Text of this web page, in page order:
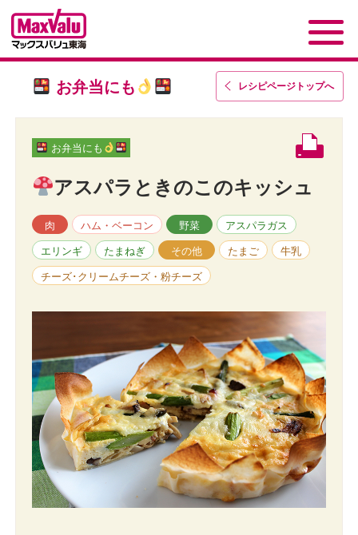
レシピページトップへ
お弁当にも
お弁当にも
アスパラときのこのキッシュ
肉 ハム・ベーコン 野菜 アスパラガス
エリンギ たまねぎ その他 たまご 牛乳
チーズ･クリームチーズ・粉チーズ